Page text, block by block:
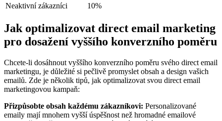
Neaktivní zákazníci
10%
Jak optimalizovat direct email marketing
pro dosažení vyššího konverzního poměru
Chcete-li dosáhnout vyššího konverzního poměru svého direct email
marketingu, je důležité si pečlivě promyslet obsah a design vašich
emailů. Zde je několik tipů, jak optimalizovat svou direct email
marketingovou kampaň:
Přizpůsobte obsah každému zákazníkovi: Personalizované
emaily mají mnohem vyšší úspěšnost než hromadné emailové